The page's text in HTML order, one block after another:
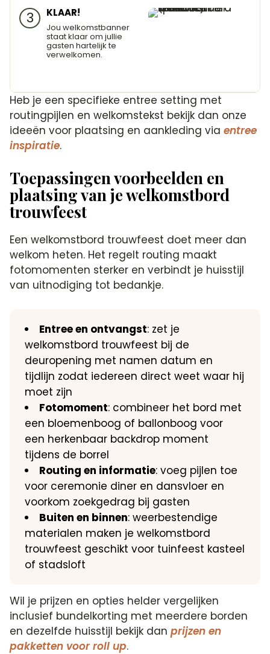
3 KLAAR!
Jou welkomstbanner
staat klaar om jullie
gasten hartelijk te
verwelkomen.
Heb je een specifieke entree setting met
routingpijlen en welkomstekst bekijk dan onze
ideeën voor plaatsing en aankleding viaentree
inspiratie.
Toepassingen voorbeelden en
plaatsing van je welkomstbord
trouwfeest
Een welkomstbord trouwfeest doet meer dan
welkom heten. Het regelt routing maakt
fotomomenten sterker en verbindt je huisstijl
van uitnodiging tot bedankje.
Entree en ontvangst: zet je
welkomstbord trouwfeest bij de
deuropening met namen datum en
tijdlijn zodat iedereen direct weet waar hij
moet zijn
Fotomoment: combineer het bord met
een bloemenboog of ballonboog voor
een herkenbaar backdrop moment
tijdens de borrel
Routing en informatie: voeg pijlen toe
voor ceremonie diner en dansvloer en
voorkom zoekgedrag bij gasten
Buiten en binnen: weerbestendige
materialen maken je welkomstbord
trouwfeest geschikt voor tuinfeest kasteel
of stadsloft
Wil je prijzen en opties helder vergelijken
inclusief bundelkorting met meerdere borden
en dezelfde huisstijl bekijk danprijzen en
pakketten voor roll up.